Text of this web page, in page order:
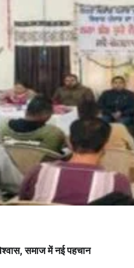
,समाज में नई पहचान